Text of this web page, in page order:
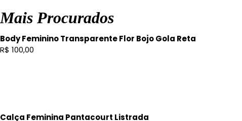
Mais Procurados
Body Feminino Transparente Flor Bojo Gola Reta
R$ 100,00
Calça Feminina Pantacourt Listrada